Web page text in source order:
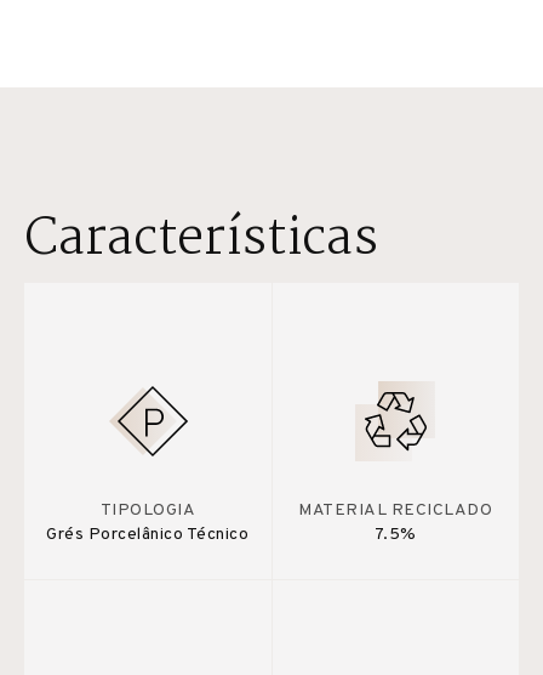
Características
TIPOLOGIA
Grés Porcelânico Técnico
MATERIAL RECICLADO
7.5%